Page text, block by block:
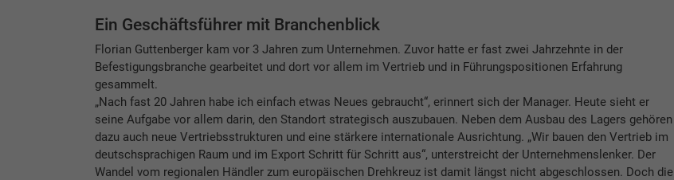
Ein Geschäftsführer mit Branchenblick
Florian Guttenberger kam vor 3 Jahren zum Unternehmen. Zuvor hatte er fast zwei Jahrzehnte in der
Befestigungsbranche gearbeitet und dort vor allem im Vertrieb und in Führungspositionen Erfahrung
gesammelt.
„Nach fast 20 Jahren habe ich einfach etwas Neues gebraucht“, erinnert sich der Manager. Heute sieht er
seine Aufgabe vor allem darin, den Standort strategisch auszubauen. Neben dem Ausbau des Lagers gehören
dazu auch neue Vertriebsstrukturen und eine stärkere internationale Ausrichtung. „Wir bauen den Vertrieb im
deutschsprachigen Raum und im Export Schritt für Schritt aus“, unterstreicht der Unternehmenslenker. Der
Wandel vom regionalen Händler zum europäischen Drehkreuz ist damit längst nicht abgeschlossen. Doch die